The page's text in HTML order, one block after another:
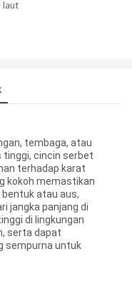
laut
tembaga, atau
tinggi, cincin serbet
terhadap karat
kokoh memastikan
atau aus,
jangka panjang di
di lingkungan
serta dapat
sempurna untuk